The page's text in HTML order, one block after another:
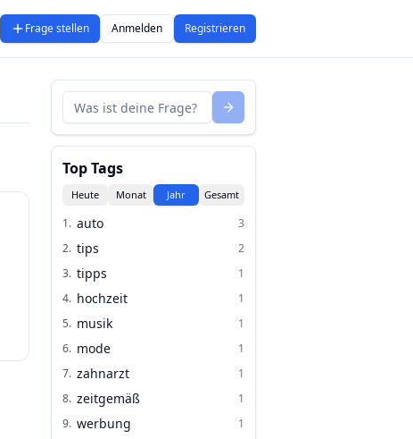
Frage stellen Anmelden Registrieren
Top Tags
Heute Monat Jahr Gesamt
1. auto
3
2. tips
2
3. tipps
1
4. hochzeit
1
5. musik
1
6. mode
1
7. zahnarzt
1
8. zeitgemäß
1
9. werbung
1